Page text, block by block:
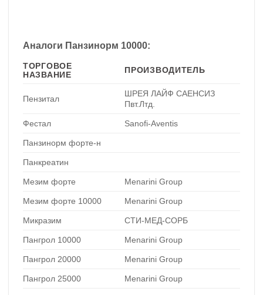
Аналоги Панзинорм 10000:
ТОРГОВОЕ
НАЗВАНИЕ
ПРОИЗВОДИТЕЛЬ
Пензитал
ШРЕЯ ЛАЙФ САЕНСИЗ
Пвт.Лтд.
Фестал Sanofi-Aventis
Панзинорм форте-н
Панкреатин
Мезим форте Menarini Group
Мезим форте 10000 Menarini Group
Микразим СТИ-МЕД-СОРБ
Пангрол 10000 Menarini Group
Пангрол 20000 Menarini Group
Пангрол 25000 Menarini Group